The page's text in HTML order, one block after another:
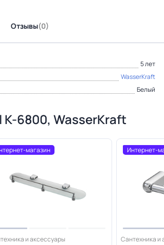
Отзывы(0)
5 лет
WasserKraft
Белый
K-6800, WasserKraft
магазин
и аксессуары
Интернет-
Сантехника и